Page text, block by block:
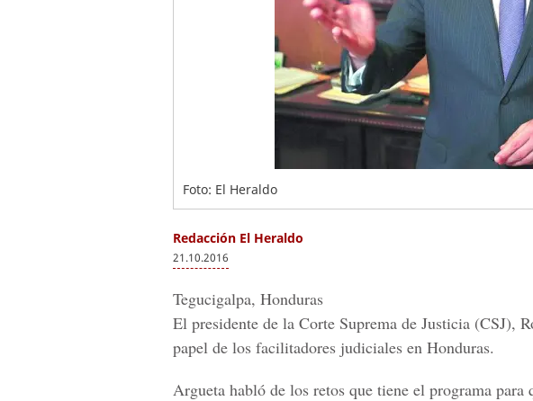
Foto: El Heraldo
Redacción El Heraldo
21.10.2016
Tegucigalpa, Honduras
El presidente de la Corte Suprema de Justicia (CSJ),
papel de los facilitadores judiciales en Honduras.
Argueta habló de los retos que tiene el programa para